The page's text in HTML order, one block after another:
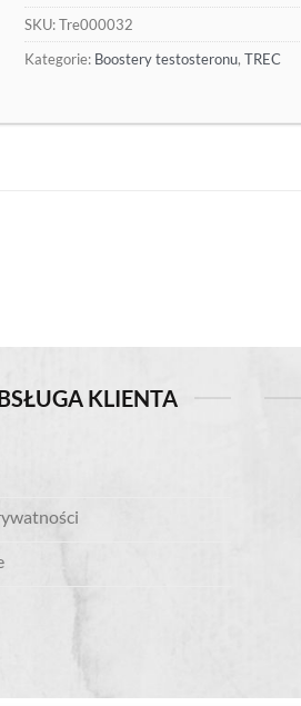
SKU:Tre000032
Kategorie: Boostery testosteronu, TREC
KLIENTA